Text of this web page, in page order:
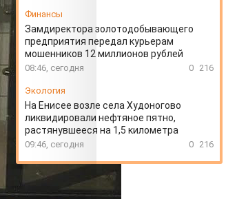
Финансы
Замдиректора золотодобывающего
предприятия передал курьерам
мошенников 12 миллионов рублей
08:46, сегодня 0 216
Экология
На Енисее возле села Худоногово
ликвидировали нефтяное пятно,
растянувшееся на 1,5 километра
09:46, сегодня 0 216